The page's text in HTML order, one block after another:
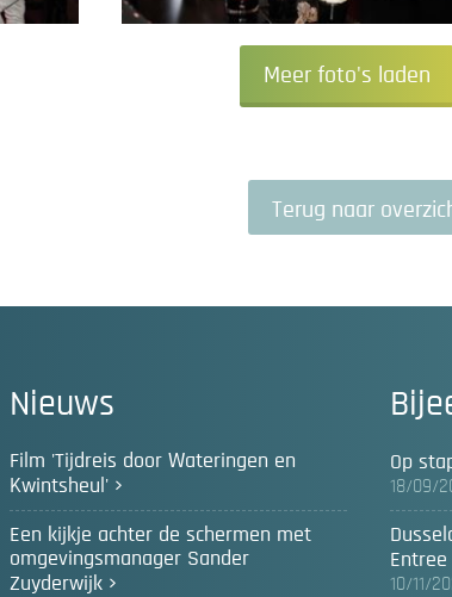
Meer foto's laden
Terug naar
Nieuws
Film 'Tijdreis door Wateringen en
Kwintsheul'
Een kijkje achter de schermen met
omgevingsmanager Sander
Zuyderwijk
Op
18/09/
Entree
10/11/